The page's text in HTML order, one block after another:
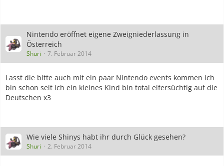
Nintendo eröffnet eigene Zweigniederlassung in
Österreich
Shuri 7. Februar 2014
Lasst die bitte auch mit ein paar Nintendo events kommen ich
bin schon seit ich ein kleines Kind bin total eifersüchtig auf die
Deutschen x3
Wie viele Shinys habt ihr durch Glück gesehen?
Shuri 2. Februar 2014